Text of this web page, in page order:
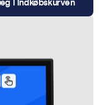
i indkøbskurven